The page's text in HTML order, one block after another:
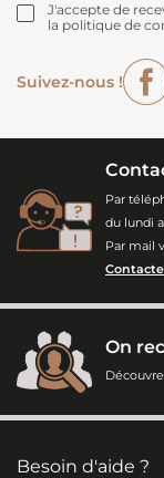
J'accepte de
la politique de
Suivez-nous !
Par
du lundi
Par mail
On
Besoin d'aide ?